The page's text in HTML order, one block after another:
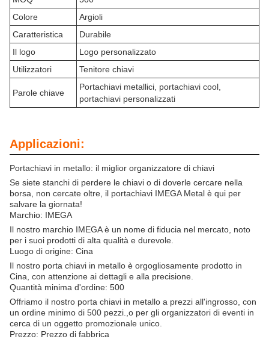
Colore
Argioli
Caratteristica
Durabile
Il logo
Logo personalizzato
Utilizzatori
Tenitore chiavi
Parole chiave
Portachiavi metallici, portachiavi cool,
portachiavi personalizzati
Applicazioni:
Portachiavi in metallo: il miglior organizzatore di chiavi
Se siete stanchi di perdere le chiavi o di doverle cercare nella
borsa, non cercate oltre, il portachiavi IMEGA Metal è qui per
salvare la giornata!
Marchio: IMEGA
Il nostro marchio IMEGA è un nome di fiducia nel mercato, noto
per i suoi prodotti di alta qualità e durevole.
Luogo di origine: Cina
Il nostro porta chiavi in metallo è orgogliosamente prodotto in
Cina, con attenzione ai dettagli e alla precisione.
Quantità minima d'ordine: 500
Offriamo il nostro porta chiavi in metallo a prezzi all'ingrosso, con
un ordine minimo di 500 pezzi.,o per gli organizzatori di eventi in
cerca di un oggetto promozionale unico.
Prezzo: Prezzo di fabbrica